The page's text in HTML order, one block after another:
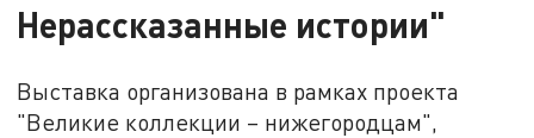
Нерассказанные истории"
Выставка организована в рамках проекта
"Великие коллекции – нижегородцам",